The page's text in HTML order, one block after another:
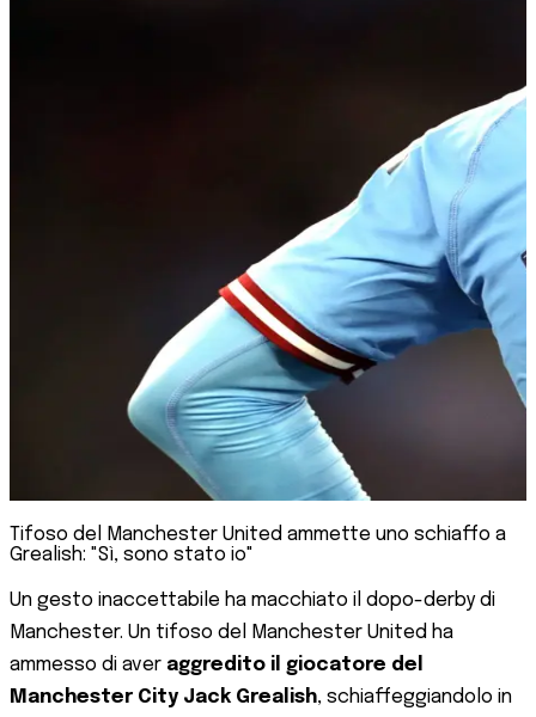
Tifoso del Manchester United ammette uno schiaffo a
Grealish: "Sì, sono stato io"
Un gesto inaccettabile ha macchiato il dopo-derby di
Manchester. Un tifoso del Manchester United ha
ammesso di aver aggredito il giocatore del
Manchester City Jack Grealish, schiaffeggiandolo in